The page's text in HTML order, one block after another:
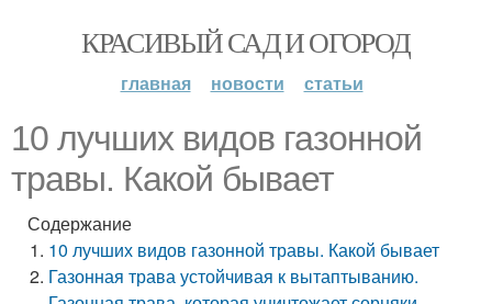
КРАСИВЫЙ САД И ОГОРОД
главная новости статьи
10 лучших видов газонной
травы. Какой бывает
Содержание
10 лучших видов газонной травы. Какой бывает
Газонная трава устойчивая к вытаптыванию.